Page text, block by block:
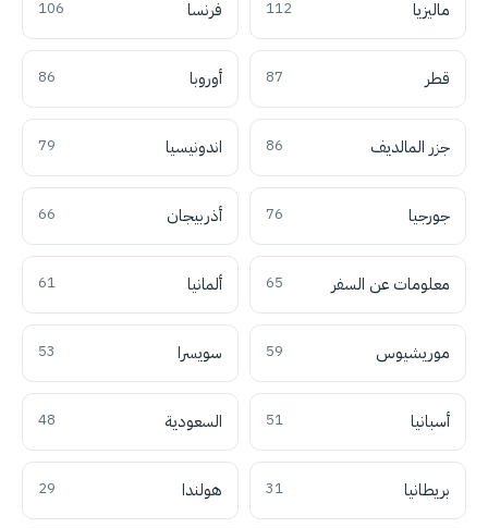
ماليزيا 112 فرنسا 106
قطر 87 أوروبا 86
جزر المالديف 86 اندونيسيا 79
جورجيا 76 أذربيجان 66
معلومات عن السفر 65 ألمانيا 61
موريشيوس 59 سويسرا 53
أسبانيا 51 السعودية 48
بريطانيا 31 هولندا 29